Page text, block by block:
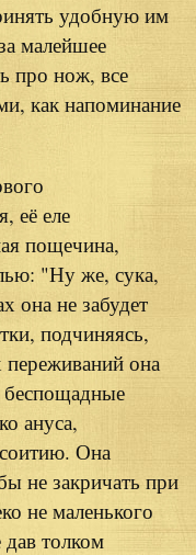
удобную им
малейшее
про нож, все
как напоминание
её еле
пощечина,
"Ну же, сука,
она не забудет
подчиняясь,
она
беспощадные
ануса,
Она
не закричать при
не маленького
толком